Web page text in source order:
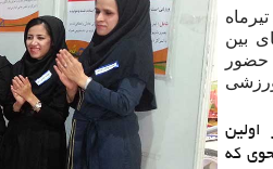
دهمین نمایشگاه ورزش و تجهیزات ورزشی مورخ 3 تیرماه
های بین
حضور
اولین
که